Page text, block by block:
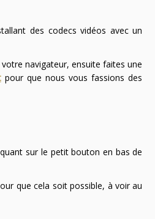
des codecs vidéos avec un
navigateur, ensuite faites une
pour que nous vous fassions des
sur le petit bouton en bas de
que cela soit possible, à voir au